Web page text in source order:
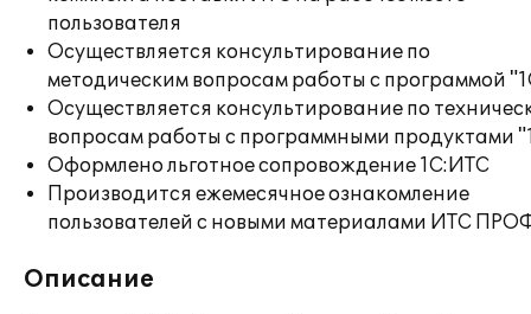
пользователя
Осуществляется консультирование по
методическим вопросам работы с программой
Осуществляется консультирование по
вопросам работы с программными продуктами
Оформлено льготное сопровождение 1С:ИТС
Производится ежемесячное ознакомление
пользователей с новыми материалами ИТС
Описание